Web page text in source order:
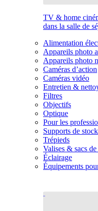
TV & home
dans la salle de
Alimentation
Appareils photo
Appareils photo
Caméras d’action
Caméras vidéo
Entretien &
Filtres
Objectifs
Optique
Pour les
Supports de
Trépieds
Valises & sacs
Éclairage
Équipements